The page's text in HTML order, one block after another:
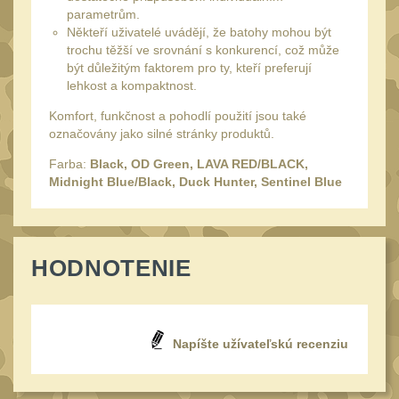
Monokuláry5
Kolimátory 53
Zvětšovací moduly5
Na vzduchovku15
Na kuše2
Na dlouhé
optiku9
parametrům.
Někteří uživatelé uvádějí, že batohy mohou být
trochu těžší ve srovnání s konkurencí, což může
být důležitým faktorem pro ty, kteří preferují
lehkost a kompaktnost.
Komfort, funkčnost a pohodlí použití jsou také
označovány jako silné stránky produktů.
Farba: Black, OD Green, LAVA RED/BLACK,
Midnight Blue/Black, Duck Hunter, Sentinel Blue
HODNOTENIE
Napíšte užívateľskú recenziu